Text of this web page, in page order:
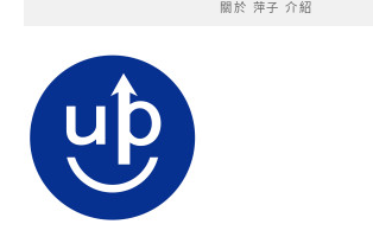
關於 萍子 介紹